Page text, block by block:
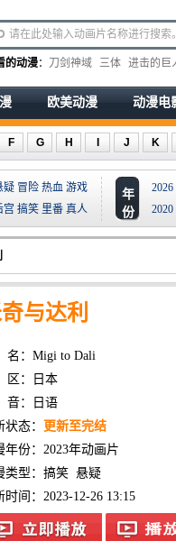
的动漫： 刀剑神域 三体 进击的巨
欧美动漫 动漫电
F G H J K
疑 冒险 热血 游戏
宫 搞笑 里番 真人
年
份
2026
2020
与达利
：Migi to Dali
：日本
：日语
状态：
更新至完结
年份： 2023年动画片
类型： 搞笑 悬疑
时间：2023-12-26 13:15